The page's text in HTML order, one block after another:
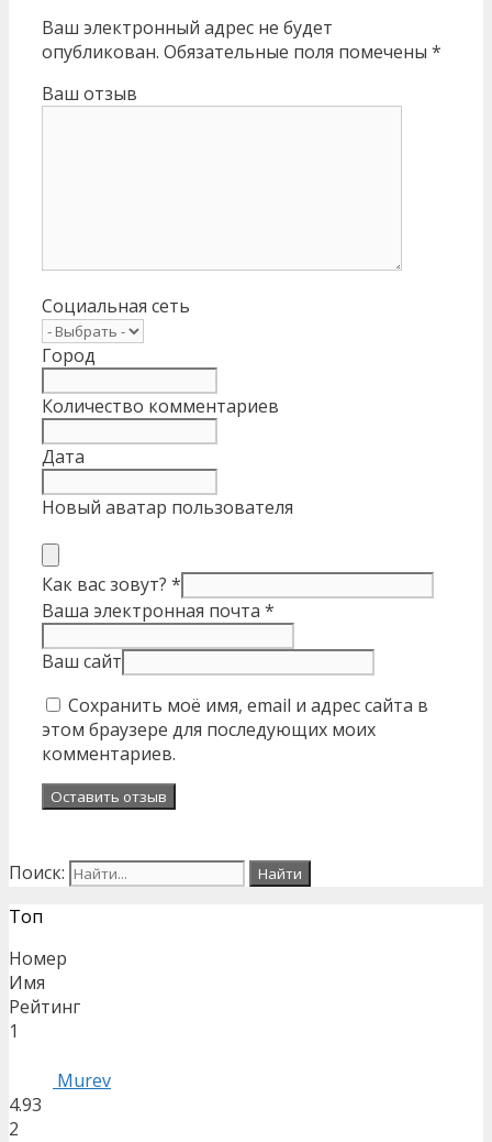
Ваш электронный адрес не будет
опубликован. Обязательные поля помечены *
Ваш отзыв
Социальная сеть
Город
Количество комментариев
Дата
Новый аватар пользователя
Как вас зовут? *
Ваша электронная почта *
Ваш сайт
Сохранить моё имя, email и адрес сайта в
этом браузере для последующих моих
комментариев.
Поиск:
Топ
Номер
Имя
Рейтинг
1
Murev
4.93
2